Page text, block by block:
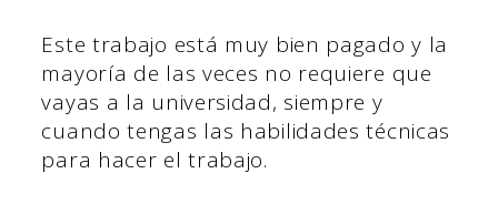
Este trabajo está muy bien pagado y la
mayoría de las veces no requiere que
vayas a la universidad, siempre y
cuando tengas las habilidades técnicas
para hacer el trabajo.